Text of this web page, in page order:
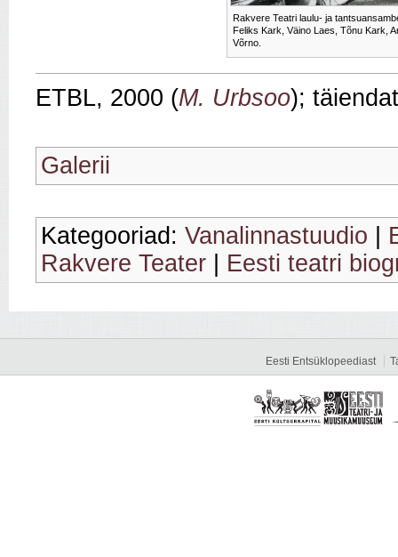
Rakvere Teatri laulu- ja
Feliks Kark, Väino Laes, Tõnu Kark,
Võrno.
ETBL, 2000 (M. Urbsoo);
Galerii
Kategooriad: Vanalinnastuudio
Rakvere Teater
Eesti teatri
Eesti Entsüklopeediast